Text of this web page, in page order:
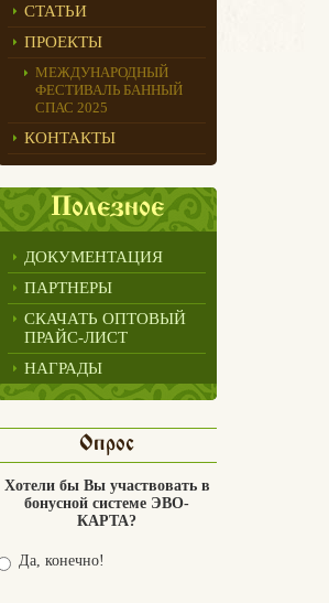
СТАТЬИ
ПРОЕКТЫ
МЕЖДУНАРОДНЫЙ
ФЕСТИВАЛЬ БАННЫЙ
СПАС 2025
КОНТАКТЫ
Полезное
ДОКУМЕНТАЦИЯ
ПАРТНЕРЫ
СКАЧАТЬ ОПТОВЫЙ
ПРАЙС-ЛИСТ
НАГРАДЫ
Опрос
Хотели бы Вы участвовать в
бонусной системе ЭВО-
КАРТА?
Да, конечно!